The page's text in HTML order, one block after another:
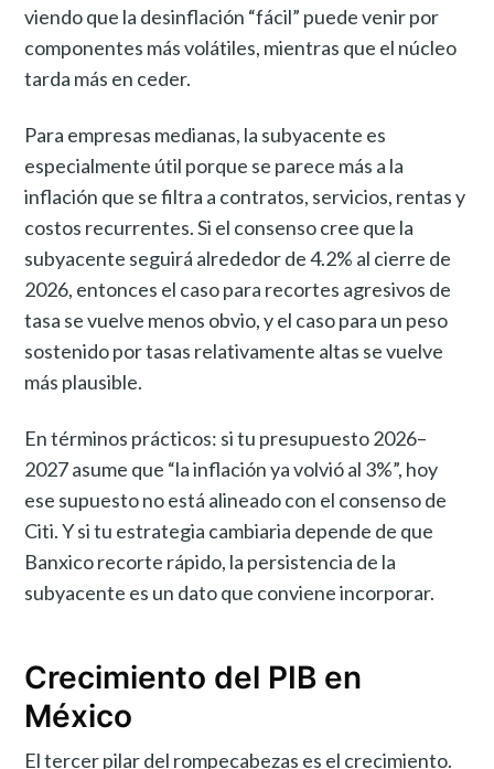
viendo que la desinflación “fácil” puede venir por
componentes más volátiles, mientras que el núcleo
tarda más en ceder.
Para empresas medianas, la subyacente es
especialmente útil porque se parece más a la
inflación que se filtra a contratos, servicios, rentas y
costos recurrentes. Si el consenso cree que la
subyacente seguirá alrededor de 4.2% al cierre de
2026, entonces el caso para recortes agresivos de
tasa se vuelve menos obvio, y el caso para un peso
sostenido por tasas relativamente altas se vuelve
más plausible.
En términos prácticos: si tu presupuesto 2026–
2027 asume que “la inflación ya volvió al 3%”, hoy
ese supuesto no está alineado con el consenso de
Citi. Y si tu estrategia cambiaria depende de que
Banxico recorte rápido, la persistencia de la
subyacente es un dato que conviene incorporar.
Crecimiento del PIB en
México
El tercer pilar del rompecabezas es el crecimiento.